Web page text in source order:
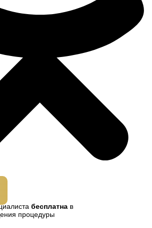
бесплатна в
процедуры